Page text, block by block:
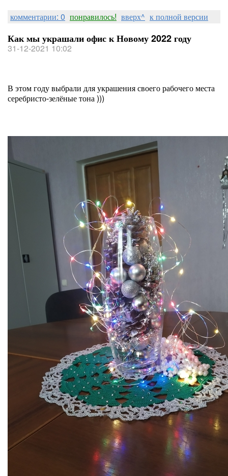
комментарии: 0 понравилось! вверх^ к полной версии
Как мы украшали офис к Новому 2022 году
31-12-2021 10:02
В этом году выбрали для украшения своего рабочего места
серебристо-зелёные тона )))